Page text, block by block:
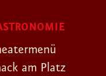
am Platz